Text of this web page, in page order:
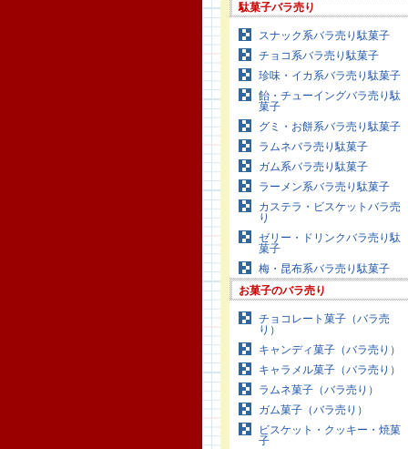
駄菓子バラ売り
スナック系バラ売り駄菓子
チョコ系バラ売り駄菓子
珍味・イカ系バラ売り駄菓子
飴・チューイングバラ売り駄
菓子
グミ・お餅系バラ売り駄菓子
ラムネバラ売り駄菓子
ガム系バラ売り駄菓子
ラーメン系バラ売り駄菓子
カステラ・ビスケットバラ売
り
ゼリー・ドリンクバラ売り駄
菓子
梅・昆布系バラ売り駄菓子
お菓子のバラ売り
チョコレート菓子（バラ売
り）
キャンディ菓子（バラ売り）
キャラメル菓子（バラ売り）
ラムネ菓子（バラ売り）
ガム菓子（バラ売り）
ビスケット・クッキー・焼菓
子